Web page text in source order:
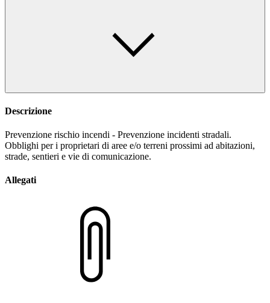
Descrizione
Prevenzione rischio incendi - Prevenzione incidenti stradali.
Obblighi per i proprietari di aree e/o terreni prossimi ad abitazioni,
strade, sentieri e vie di comunicazione.
Allegati